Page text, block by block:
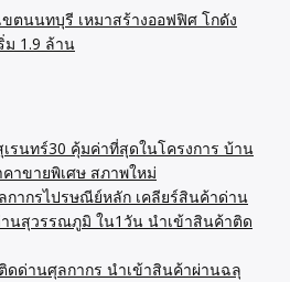
รนทร์30 คุ้มค่าที่สุดในโครงการ บ้าน
าขายพิเศษ สภาพใหม่
กากรไปรษณีย์หลัก เคลียร์สินค้าด่าน
นสุวรรณภูมิ ใน1วัน นำเข้าสินค้าติด
ดด่านศุลกากร นำเข้าสินค้าผ่านฉลุ